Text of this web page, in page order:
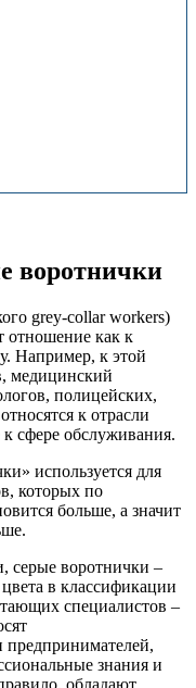
воротнички
grey-collar workers)
отношение как к
Например, к этой
медицинский
полицейских,
к отрасли
сфере обслуживания.
используется для
которых по
больше, а значит
серые воротнички –
в классификации
специалистов –
знания и
обладают